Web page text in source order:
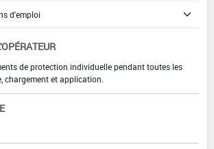
de protection individuelle pendant toutes les
chargement et application.